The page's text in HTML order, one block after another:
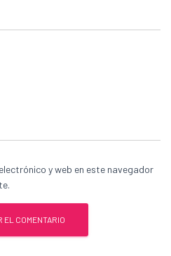
y web en este navegador